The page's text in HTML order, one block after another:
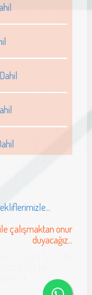
çalışmaktan onur
duyacağız...
sitesi tasarımı
tasarım